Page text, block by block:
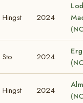
Hingst 2024
Sto 2024
Hingst 2024